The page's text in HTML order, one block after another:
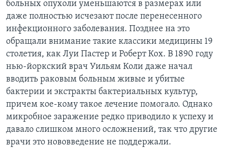
больных опухоли уменьшаются в размерах или
даже полностью исчезают после перенесенного
инфекционного заболевания. Позднее на это
обращали внимание такие классики медицины 19
столетия, как Луи Пастер и Роберт Кох. В 1890 году
нью-йоркский врач Уильям Коли даже начал
вводить раковым больным живые и убитые
бактерии и экстракты бактериальных культур,
причем кое-кому такое лечение помогало. Однако
микробное заражение редко приводило к успеху и
давало слишком много осложнений, так что другие
врачи это нововведение не поддержали.